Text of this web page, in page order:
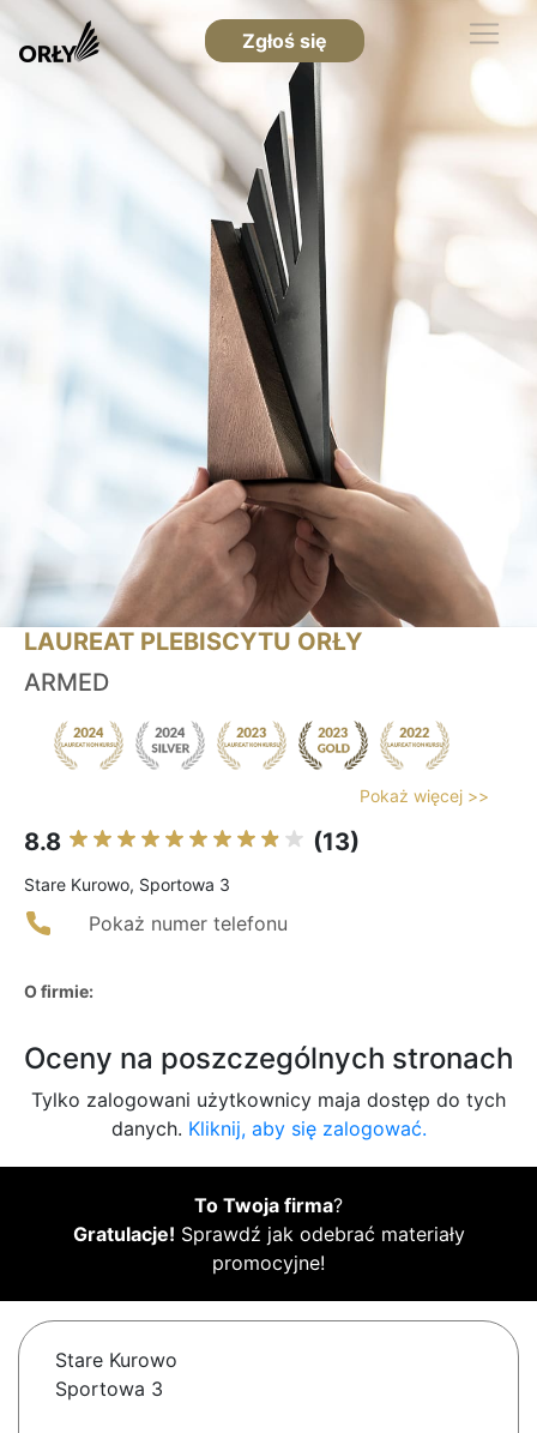
Zgłoś się
LAUREAT PLEBISCYTU ORŁY
ARMED
Pokaż więcej >>
8.8 (13)
Stare Kurowo, Sportowa 3
Pokaż numer telefonu
O firmie:
Oceny na poszczególnych stronach
Tylko zalogowani użytkownicy maja dostęp do tych
danych. Kliknij, aby się zalogować.
To Twoja firma?
Gratulacje! Sprawdź jak odebrać materiały
promocyjne!
Stare Kurowo
Sportowa 3